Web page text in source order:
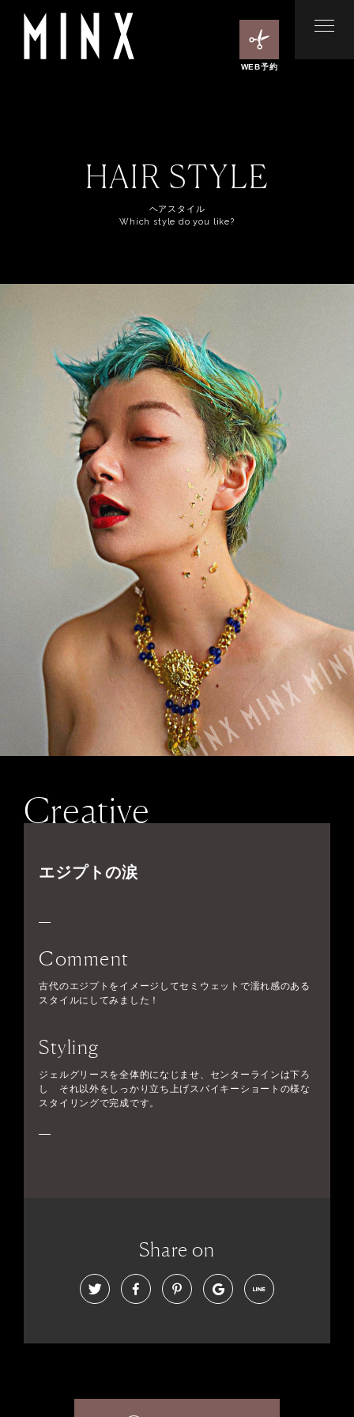
WEB予約
HAIR STYLE
ヘアスタイル
Which style do you like?
Creative
エジプトの涙
Comment
古代のエジプトをイメージしてセミウェットで濡れ感のある
スタイルにしてみました！
Styling
ジェルグリースを全体的になじませ、センターラインは下ろ
し それ以外をしっかり立ち上げスパイキーショートの様な
スタイリングで完成です。
Share on